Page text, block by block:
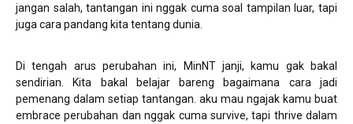
jangan salah, tantangan ini nggak cuma soal tampilan luar, tapi
juga cara pandang kita tentang dunia.
Di tengah arus perubahan ini, MinNT janji, kamu gak bakal
sendirian. Kita bakal belajar bareng bagaimana cara jadi
pemenang dalam setiap tantangan. aku mau ngajak kamu buat
embrace perubahan dan nggak cuma survive, tapi thrive dalam